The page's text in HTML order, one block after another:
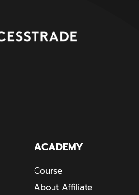
ACADEMY
Course
About Affiliate